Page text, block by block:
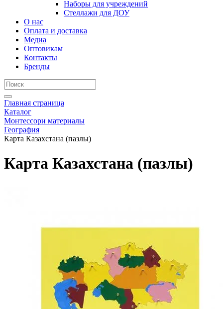
Наборы для учреждений
Стеллажи для ДОУ
О нас
Оплата и доставка
Медиа
Оптовикам
Контакты
Бренды
Главная страница
Каталог
Монтессори материалы
География
Карта Казахстана (пазлы)
Карта Казахстана ­(пазлы)